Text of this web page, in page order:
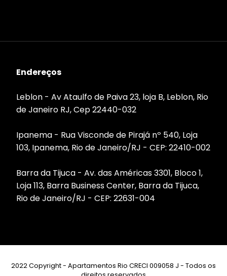
Endereços
Leblon - Av Ataulfo de Paiva 23, loja B, Leblon, Rio
de Janeiro RJ, Cep 22440-032
Ipanema - Rua Visconde de Pirajá nº 540, Loja
103, Ipanema, Rio de Janeiro/RJ - CEP: 22410-002
Barra da Tijuca - Av. das Américas 3301, Bloco 1,
Loja 113, Barra Business Center, Barra da Tijuca,
Rio de Janeiro/RJ - CEP: 22631-004
2022 Copyright - Apartamentos Rio CRECI 009058 J - Todos os